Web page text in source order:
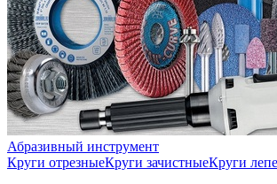
Абразивный инструмент
Круги отрезныеКруги зачистныеКруги